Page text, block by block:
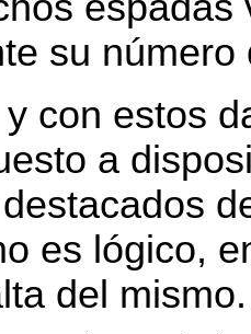
su
con estos
a
es lógico,
del mismo.